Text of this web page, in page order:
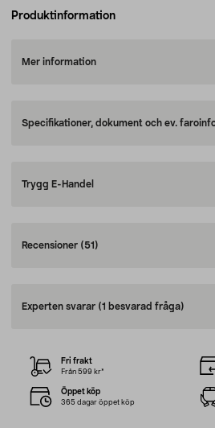
Produktinformation
Mer information
Specifikationer, dokument och ev.
Trygg E-Handel
Recensioner (51)
Experten svarar (1 besvarad fråga)
Fri frakt
Från 599 kr*
Öppet köp
365 dagar öppet köp